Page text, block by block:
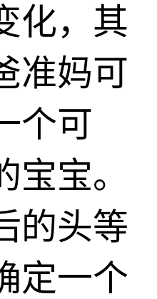
化，其
准妈可
个可
宝宝。
的头等
定一个